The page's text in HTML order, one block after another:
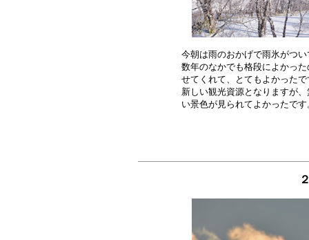
今朝は雨のおかげで雨氷がつ
数年のなかでも格段によかっ
せてくれて、とてもよかった
新しい観光資源となりますが